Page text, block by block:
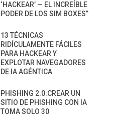
‘HACKEAR’ — EL INCREÍBLE
PODER DE LOS SIM BOXES”
13 TÉCNICAS
RIDÍCULAMENTE FÁCILES
PARA HACKEAR Y
EXPLOTAR NAVEGADORES
DE IA AGÉNTICA
PHISHING 2.0:CREAR UN
SITIO DE PHISHING CON IA
TOMA SOLO 30